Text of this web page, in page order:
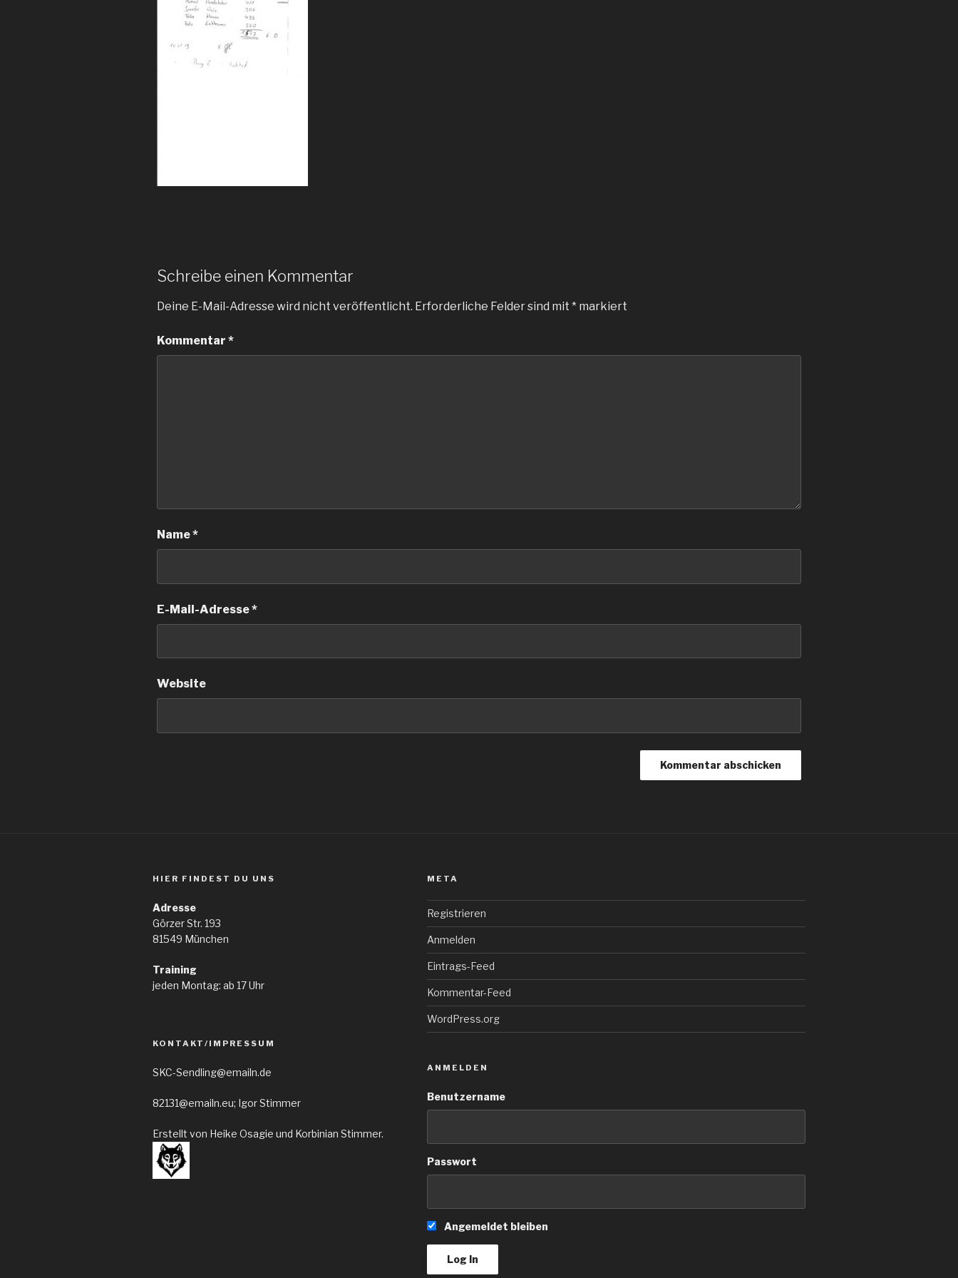
Schreibe einen Kommentar
Deine E-Mail-Adresse wird nicht veröffentlicht. Erforderliche Felder sind mit * markiert
Kommentar *
Name*
E-Mail-Adresse*
Website
HIER FINDEST DU UNS
Adresse
Görzer Str. 193
81549 München
Training
jeden Montag: ab 17 Uhr
KONTAKT/IMPRESSUM
SKC-Sendling@emailn.de
82131@emailn.eu; Igor Stimmer
Erstellt von Heike Osagie und Korbinian Stimmer.
META
Registrieren
Anmelden
Eintrags-Feed
Kommentar-Feed
WordPress.org
ANMELDEN
Benutzername
Passwort
Angemeldet bleiben